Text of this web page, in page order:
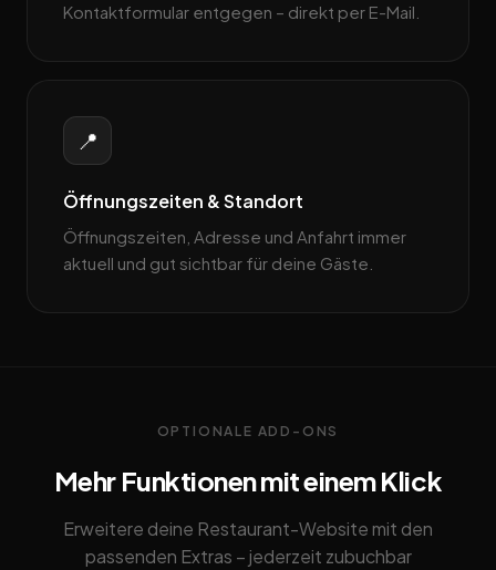
Kontaktformular entgegen – direkt per E-Mail.
📍
Öffnungszeiten & Standort
Öffnungszeiten, Adresse und Anfahrt immer
aktuell und gut sichtbar für deine Gäste.
OPTIONALE ADD-ONS
Mehr Funktionen mit einem Klick
Erweitere deine Restaurant-Website mit den
passenden Extras – jederzeit zubuchbar